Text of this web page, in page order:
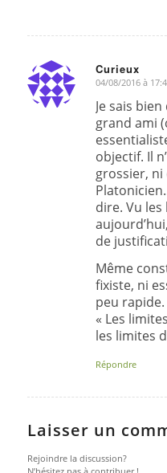
Curieux
dit
:
04/08/2016 à
Je sais
grand ami
objectif. Il
grossier, ni
dire. Vu les
de
Même
fixiste, ni
peu
« Les
les limites
Répondre
Laisser un
Rejoindre la discussion?